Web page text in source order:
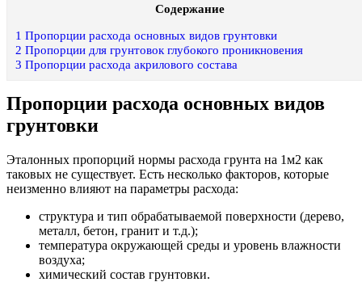
Содержание
1 Пропорции расхода основных видов грунтовки
2 Пропорции для грунтовок глубокого проникновения
3 Пропорции расхода акрилового состава
Пропорции расхода основных видов
грунтовки
Эталонных пропорций нормы расхода грунта на 1м2 как
таковых не существует. Есть несколько факторов, которые
неизменно влияют на параметры расхода:
структура и тип обрабатываемой поверхности (дерево,
металл, бетон, гранит и т.д.);
температура окружающей среды и уровень влажности
воздуха;
химический состав грунтовки.